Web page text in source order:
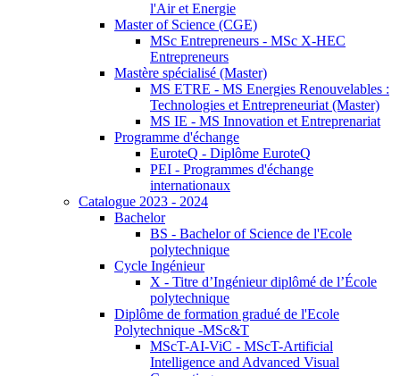
l'Air et Energie
Master of Science (CGE)
MSc Entrepreneurs - MSc X-HEC
Entrepreneurs
Mastère spécialisé (Master)
MS ETRE - MS Energies Renouvelables :
Technologies et Entrepreneuriat (Master)
MS IE - MS Innovation et Entreprenariat
Programme d'échange
EuroteQ - Diplôme EuroteQ
PEI - Programmes d'échange
internationaux
Catalogue 2023 - 2024
Bachelor
BS - Bachelor of Science de l'Ecole
polytechnique
Cycle Ingénieur
X - Titre d’Ingénieur diplômé de l’École
polytechnique
Diplôme de formation gradué de l'Ecole
Polytechnique -MSc&T
MScT-AI-ViC - MScT-Artificial
Intelligence and Advanced Visual